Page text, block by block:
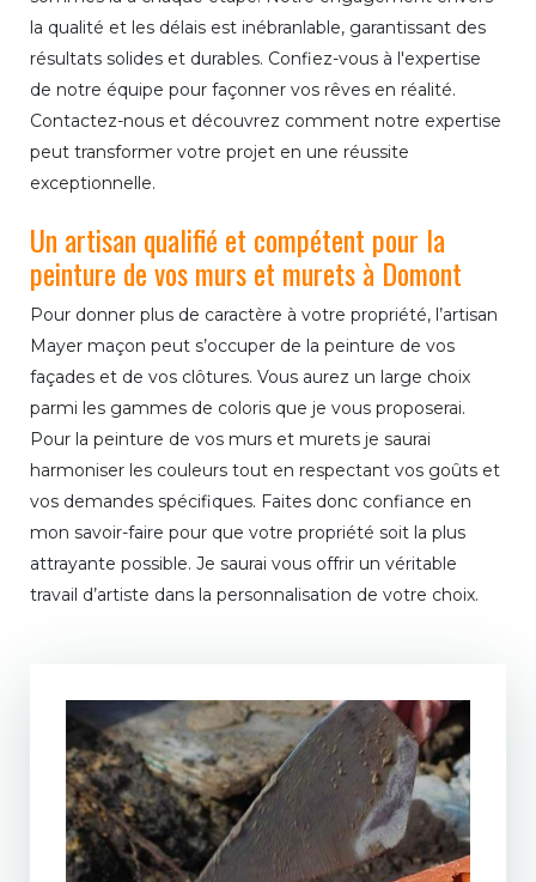
la qualité et les délais est inébranlable, garantissant des
résultats solides et durables. Confiez-vous à l'expertise
de notre équipe pour façonner vos rêves en réalité.
Contactez-nous et découvrez comment notre expertise
peut transformer votre projet en une réussite
exceptionnelle.
Un artisan qualifié et compétent pour la
peinture de vos murs et murets à Domont
Pour donner plus de caractère à votre propriété, l’artisan
Mayer maçon peut s’occuper de la peinture de vos
façades et de vos clôtures. Vous aurez un large choix
parmi les gammes de coloris que je vous proposerai.
Pour la peinture de vos murs et murets je saurai
harmoniser les couleurs tout en respectant vos goûts et
vos demandes spécifiques. Faites donc confiance en
mon savoir-faire pour que votre propriété soit la plus
attrayante possible. Je saurai vous offrir un véritable
travail d’artiste dans la personnalisation de votre choix.